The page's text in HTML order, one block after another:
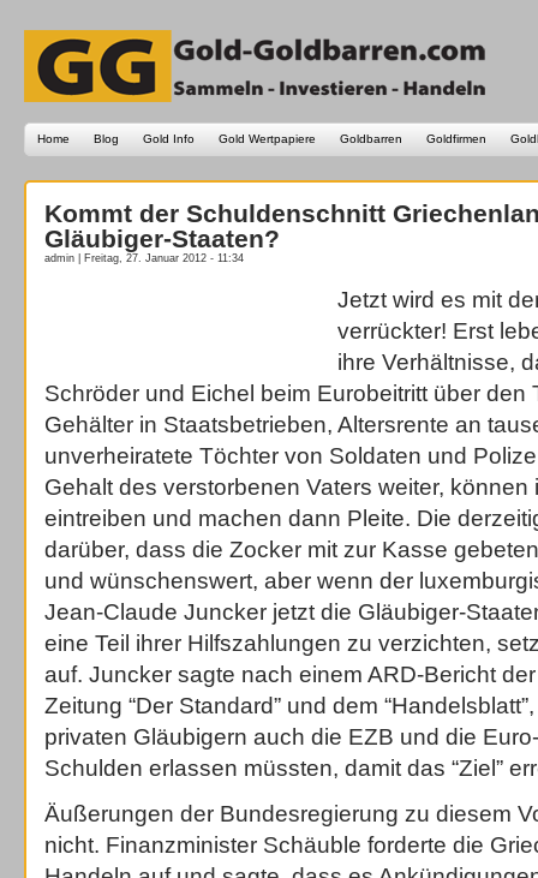
Home Blog Gold Info Gold Wertpapiere Goldbarren Goldfirmen
Kommt der Schuldenschnitt
Gläubiger-Staaten?
admin | Freitag, 27. Januar 2012 - 11:34
Jetzt wird es mit
verrückter! Erst
ihre Verhältnisse,
Schröder und Eichel beim Eurobeitritt über den
Gehälter in Staatsbetrieben, Altersrente an
unverheiratete Töchter von Soldaten und
Gehalt des verstorbenen Vaters weiter, können
eintreiben und machen dann Pleite. Die
darüber, dass die Zocker mit zur Kasse
und wünschenswert, aber wenn der
Jean-Claude Juncker jetzt die Gläubiger-
eine Teil ihrer Hilfszahlungen zu verzichten,
auf. Juncker sagte nach einem ARD-Bericht
Zeitung “Der Standard” und dem
privaten Gläubigern auch die EZB und die
Schulden erlassen müssten, damit das “Ziel”
Äußerungen der Bundesregierung zu diesem
nicht. Finanzminister Schäuble forderte die